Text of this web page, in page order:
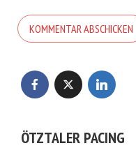
ÖTZTALER PACING